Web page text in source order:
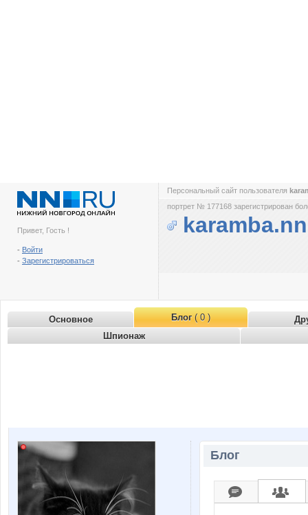
Привет, Гость !
- Войти
- Зарегистрироваться
Персональный сайт пользователя
портрет № 177168 зарегистрирован
Основное Блог( 0 )
Шпионаж
Блог